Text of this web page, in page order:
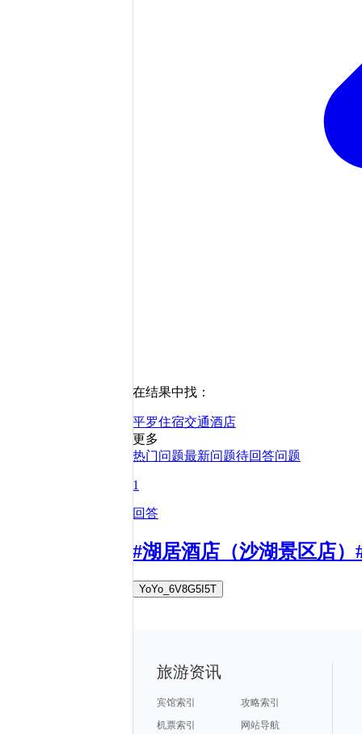
在结果中找：
平罗住宿交通酒店
更多
热门问题最新问题待回答问题
1
回答
#湖居酒店（沙湖景区店
YoYo_6V8G5I5T
旅游资讯
宾馆索引
攻略索引
机票索引
网站导航